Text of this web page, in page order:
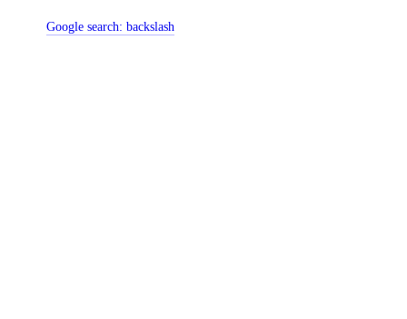
Google search:backslash